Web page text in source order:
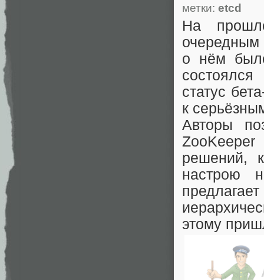
метки: etcd
На
о нём
статус
к
Авторы
решений,
настрою
этому